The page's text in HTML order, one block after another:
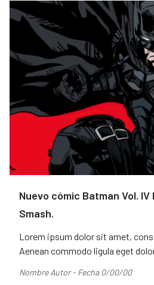
Nuevo cómic Batman Vol.
Smash.
Lorem ipsum dolor sit amet,
Aenean commodo ligula eget
Nombre Autor - Fecha 0/00/00